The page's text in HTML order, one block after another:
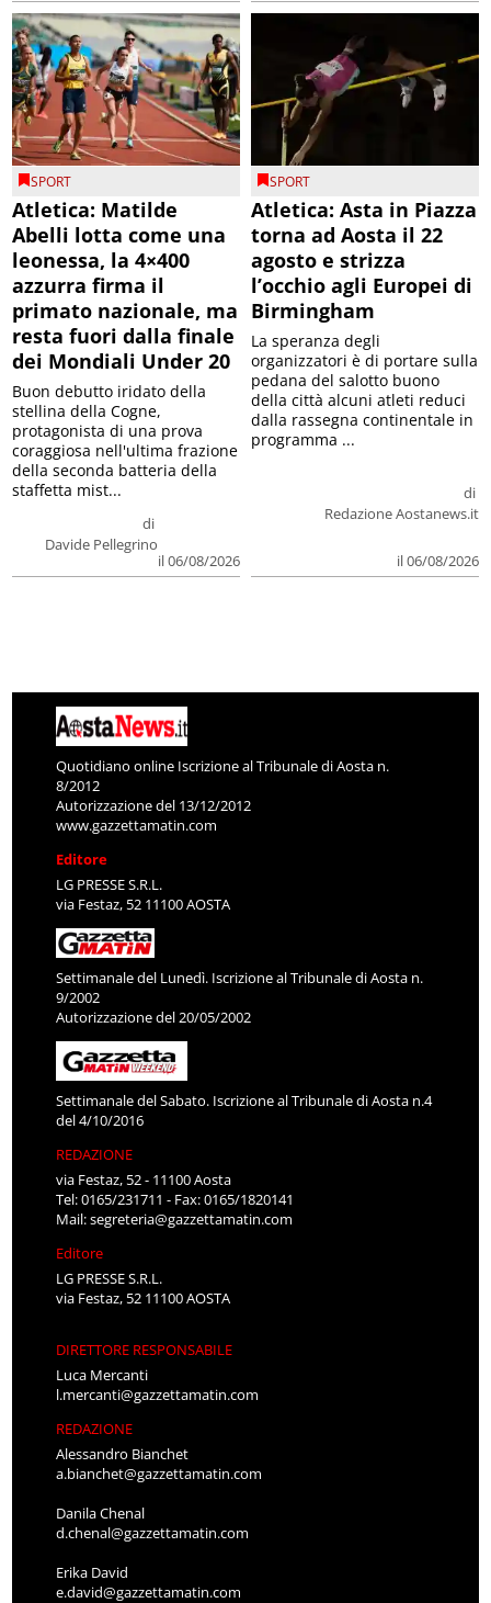
SPORT
Atletica: Matilde
Abelli lotta come una
leonessa, la 4×400
azzurra firma il
primato nazionale, ma
resta fuori dalla finale
dei Mondiali Under 20
di
Davide Pellegrino
il 06/08/2026
Buon debutto iridato della
stellina della Cogne,
protagonista di una prova
coraggiosa nell'ultima frazione
della seconda batteria della
staffetta mist...
SPORT
Atletica: Asta in Piazza
torna ad Aosta il 22
agosto e strizza
l’occhio agli Europei di
Birmingham
di
Redazione Aostanews.it
il 06/08/2026
La speranza degli
organizzatori è di portare sulla
pedana del salotto buono
della città alcuni atleti reduci
dalla rassegna continentale in
programma ...
Quotidiano online Iscrizione al Tribunale di Aosta n.
8/2012
Autorizzazione del 13/12/2012
www.gazzettamatin.com
Editore
LG PRESSE S.R.L.
via Festaz, 52 11100 AOSTA
Settimanale del Lunedì. Iscrizione al Tribunale di Aosta n.
9/2002
Autorizzazione del 20/05/2002
Settimanale del Sabato. Iscrizione al Tribunale di Aosta n.4
del 4/10/2016
REDAZIONE
via Festaz, 52 - 11100 Aosta
Tel: 0165/231711 - Fax: 0165/1820141
Mail:segreteria@gazzettamatin.com
Editore
LG PRESSE S.R.L.
via Festaz, 52 11100 AOSTA
DIRETTORE RESPONSABILE
Luca Mercanti
l.mercanti@gazzettamatin.com
REDAZIONE
Alessandro Bianchet
a.bianchet@gazzettamatin.com
Danila Chenal
d.chenal@gazzettamatin.com
Erika David
e.david@gazzettamatin.com